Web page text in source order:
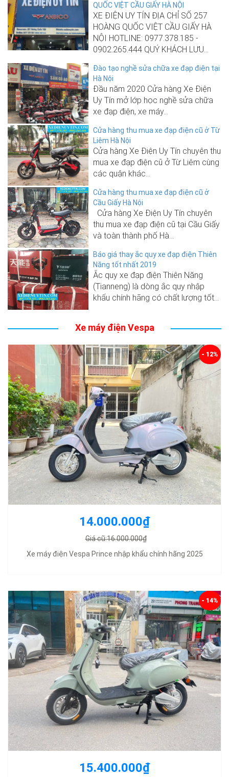
QUỐC VIỆT CẦU GIẤY HÀ NỘI
XE ĐIỆN UY TÍN ĐỊA CHỈ SỐ 257
HOÀNG QUỐC VIỆT CẦU GIẤY HÀ
NỘI HOTLINE: 0977.378.185 -
0902.265.444 QUÝ KHÁCH LƯU...
Đào tạo nghề sửa chữa xe đạp điện tại
Hà Nội
Đầu năm 2020 Cửa hàng Xe Điện
Uy Tín mở lớp học nghề sửa chữa
xe đạp điện, xe máy...
Cửa hàng thu mua xe đạp điện cũ ở Từ
Liêm Hà Nội
Cửa hàng Xe Điện Uy Tín chuyên thu
mua xe đạp điện cũ ở Từ Liêm cùng
các quận khác...
Cửa hàng thu mua xe đạp điện cũ ở
Cầu Giấy Hà Nội
Cửa hàng Xe Điện Uy Tín chuyên
thu mua xe đạp điện cũ tại Cầu Giấy
và toàn thành phố Hà...
Báo giá thay ắc quy xe đạp điện Thiên
Năng tốt nhất 2019
Ắc quy xe đạp điện Thiên Năng
(Tianneng) là dòng ắc quy nhập
khẩu chính hãng có chất lượng tốt...
Xe máy điện Vespa
- 12%
14.000.000₫
Giá cũ:16.000.000₫
Xe máy điện Vespa Prince nhập khẩu chính hãng 2025
- 14%
15.400.000₫